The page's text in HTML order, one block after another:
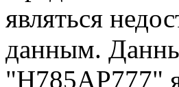
являться
данным.
"Н785АР777"